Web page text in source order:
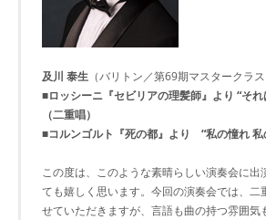
及川 泰生 （バリトン／第69期マスタークラス
■ロッシーニ『セビリアの理髪師』より “そ
（二重唱）
■コルンゴルト『死の都』より “私の憧れ 私
この度は、このような素晴らしい演奏会に出
ても嬉しく思います。今回の演奏会では、二
せていただきますが、言語も曲の持つ雰囲気